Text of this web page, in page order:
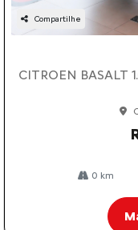
Compartilhe
CITROEN BASALT
0 km